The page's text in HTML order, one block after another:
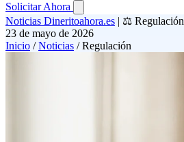
Solicitar Ahora
Noticias Dineritoahora.es | ⚖️ Regulación
23 de mayo de 2026
Inicio / Noticias / Regulación